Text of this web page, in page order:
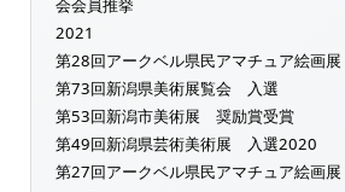
会会員推挙
2021
第28回アークベル県民アマチュア絵画
第73回新潟県美術展覧会 入選
第53回新潟市美術展 奨励賞受賞
第49回新潟県芸術美術展 入選2020
第27回アークベル県民アマチュア絵画